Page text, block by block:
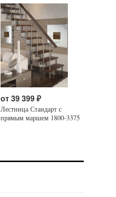
от39 399₽
Лестница Стандарт с
прямым маршем 1800-3375